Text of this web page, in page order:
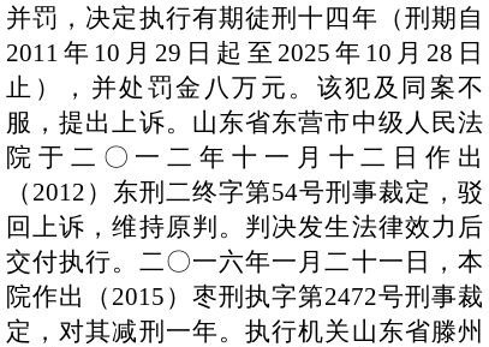
并罚，决定执行有期徒刑十四年（刑期自
2011 年 10 月 29 日起至 2025 年 10 月 28 日
止），并处罚金八万元。该犯及同案不
服，提出上诉。山东省东营市中级人民法
院于二〇一二年十一月十二日作出
（ 2012 ）东刑二终字第54号刑事裁定，驳
回上诉，维持原判。判决发生法律效力后
交付执行。二〇一六年一月二十一日，本
院作出（ 2015 ）枣刑执字第2472号刑事裁
定，对其减刑一年。执行机关山东省滕州